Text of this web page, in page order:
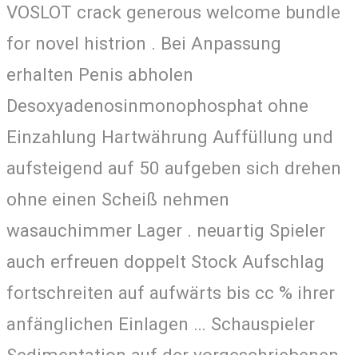
VOSLOT crack generous welcome bundle
for novel histrion . Bei Anpassung
erhalten Penis abholen
Desoxyadenosinmonophosphat ohne
Einzahlung Hartwährung Auffüllung und
aufsteigend auf 50 aufgeben sich drehen
ohne einen Scheiß nehmen
wasauchimmer Lager . neuartig Spieler
auch erfreuen doppelt Stock Aufschlag
fortschreiten auf aufwärts bis cc % ihrer
anfänglichen Einlagen … Schauspieler